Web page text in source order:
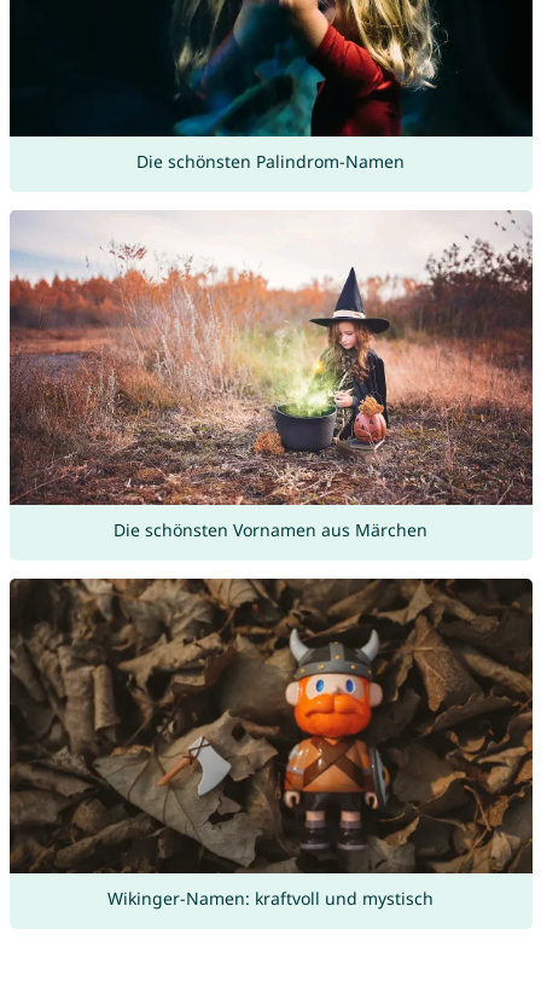
Die schönsten Palindrom-Namen
Die schönsten Vornamen aus Märchen
Wikinger-Namen: kraftvoll und mystisch